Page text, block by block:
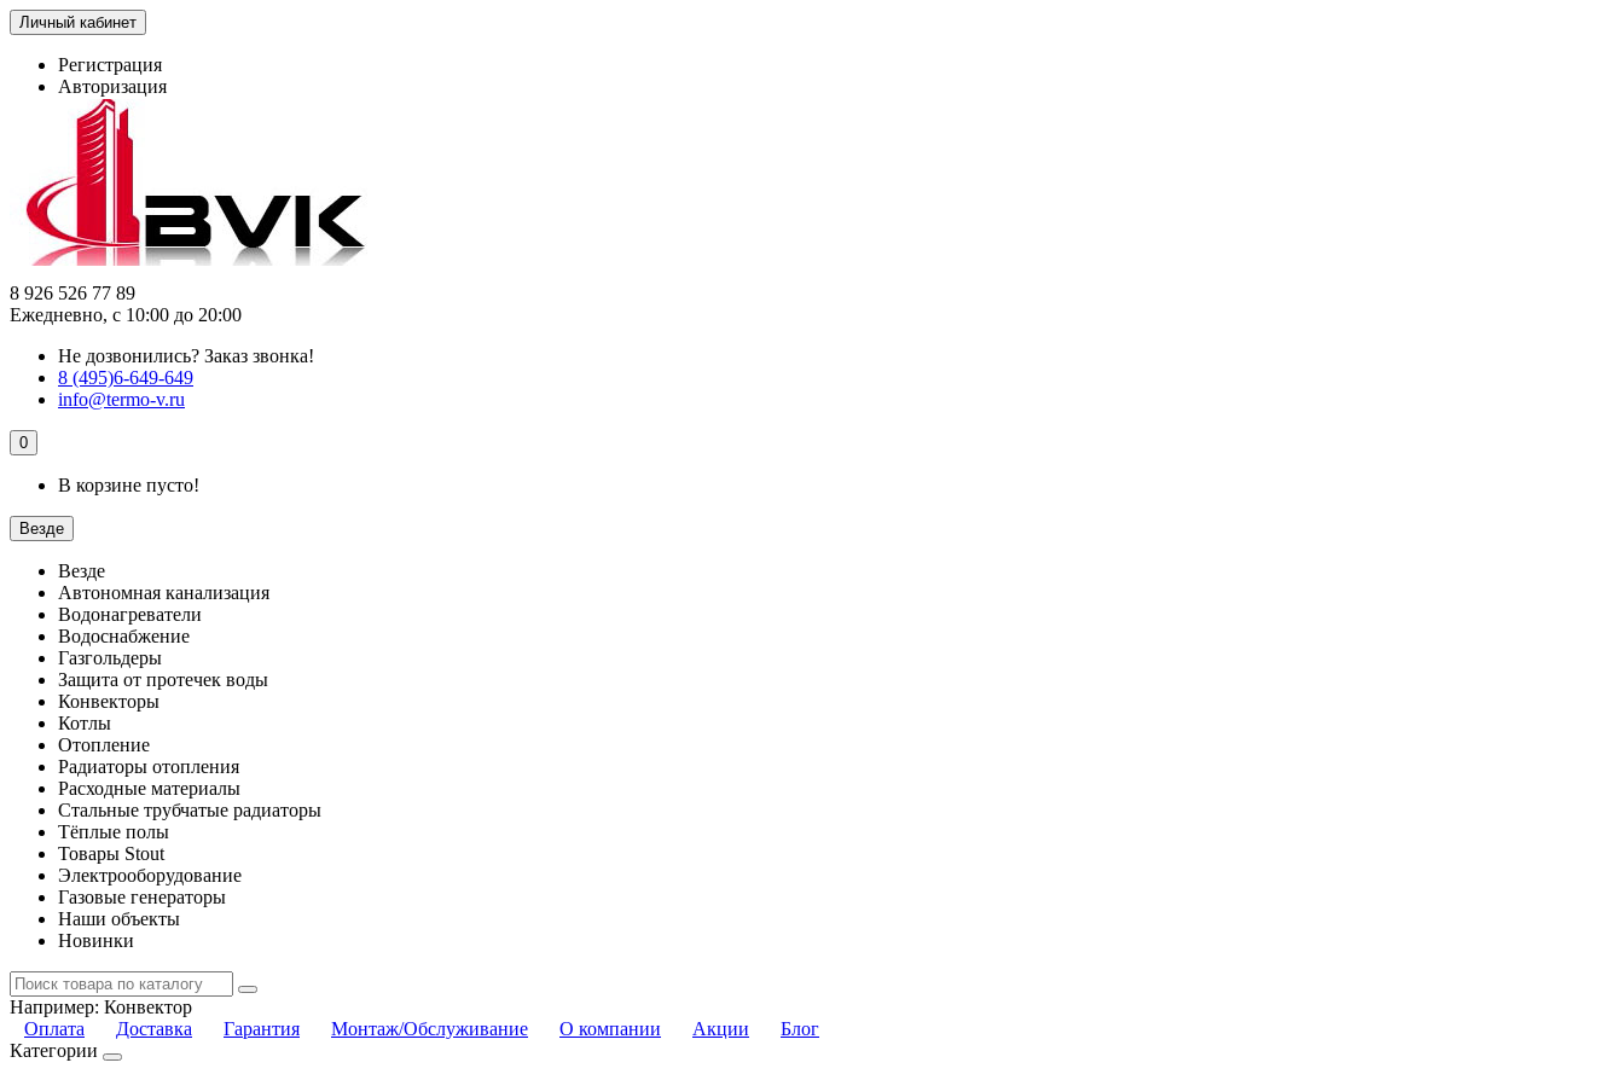
Личный кабинет
Регистрация
Авторизация
8 926 526 77 89
Ежедневно, с 10:00 до 20:00
Не дозвонились? Заказ звонка!
8 (495)6-649-649
info@termo-v.ru
0
В корзине пусто!
Везде
Везде
Автономная канализация
Водонагреватели
Водоснабжение
Газгольдеры
Защита от протечек воды
Конвекторы
Котлы
Отопление
Радиаторы отопления
Расходные материалы
Стальные трубчатые радиаторы
Тёплые полы
Товары Stout
Электрооборудование
Газовые генераторы
Наши объекты
Новинки
Например: Конвектор
Оплата
Доставка Гарантия Монтаж/Обслуживание О компании Акции
Блог
Категории